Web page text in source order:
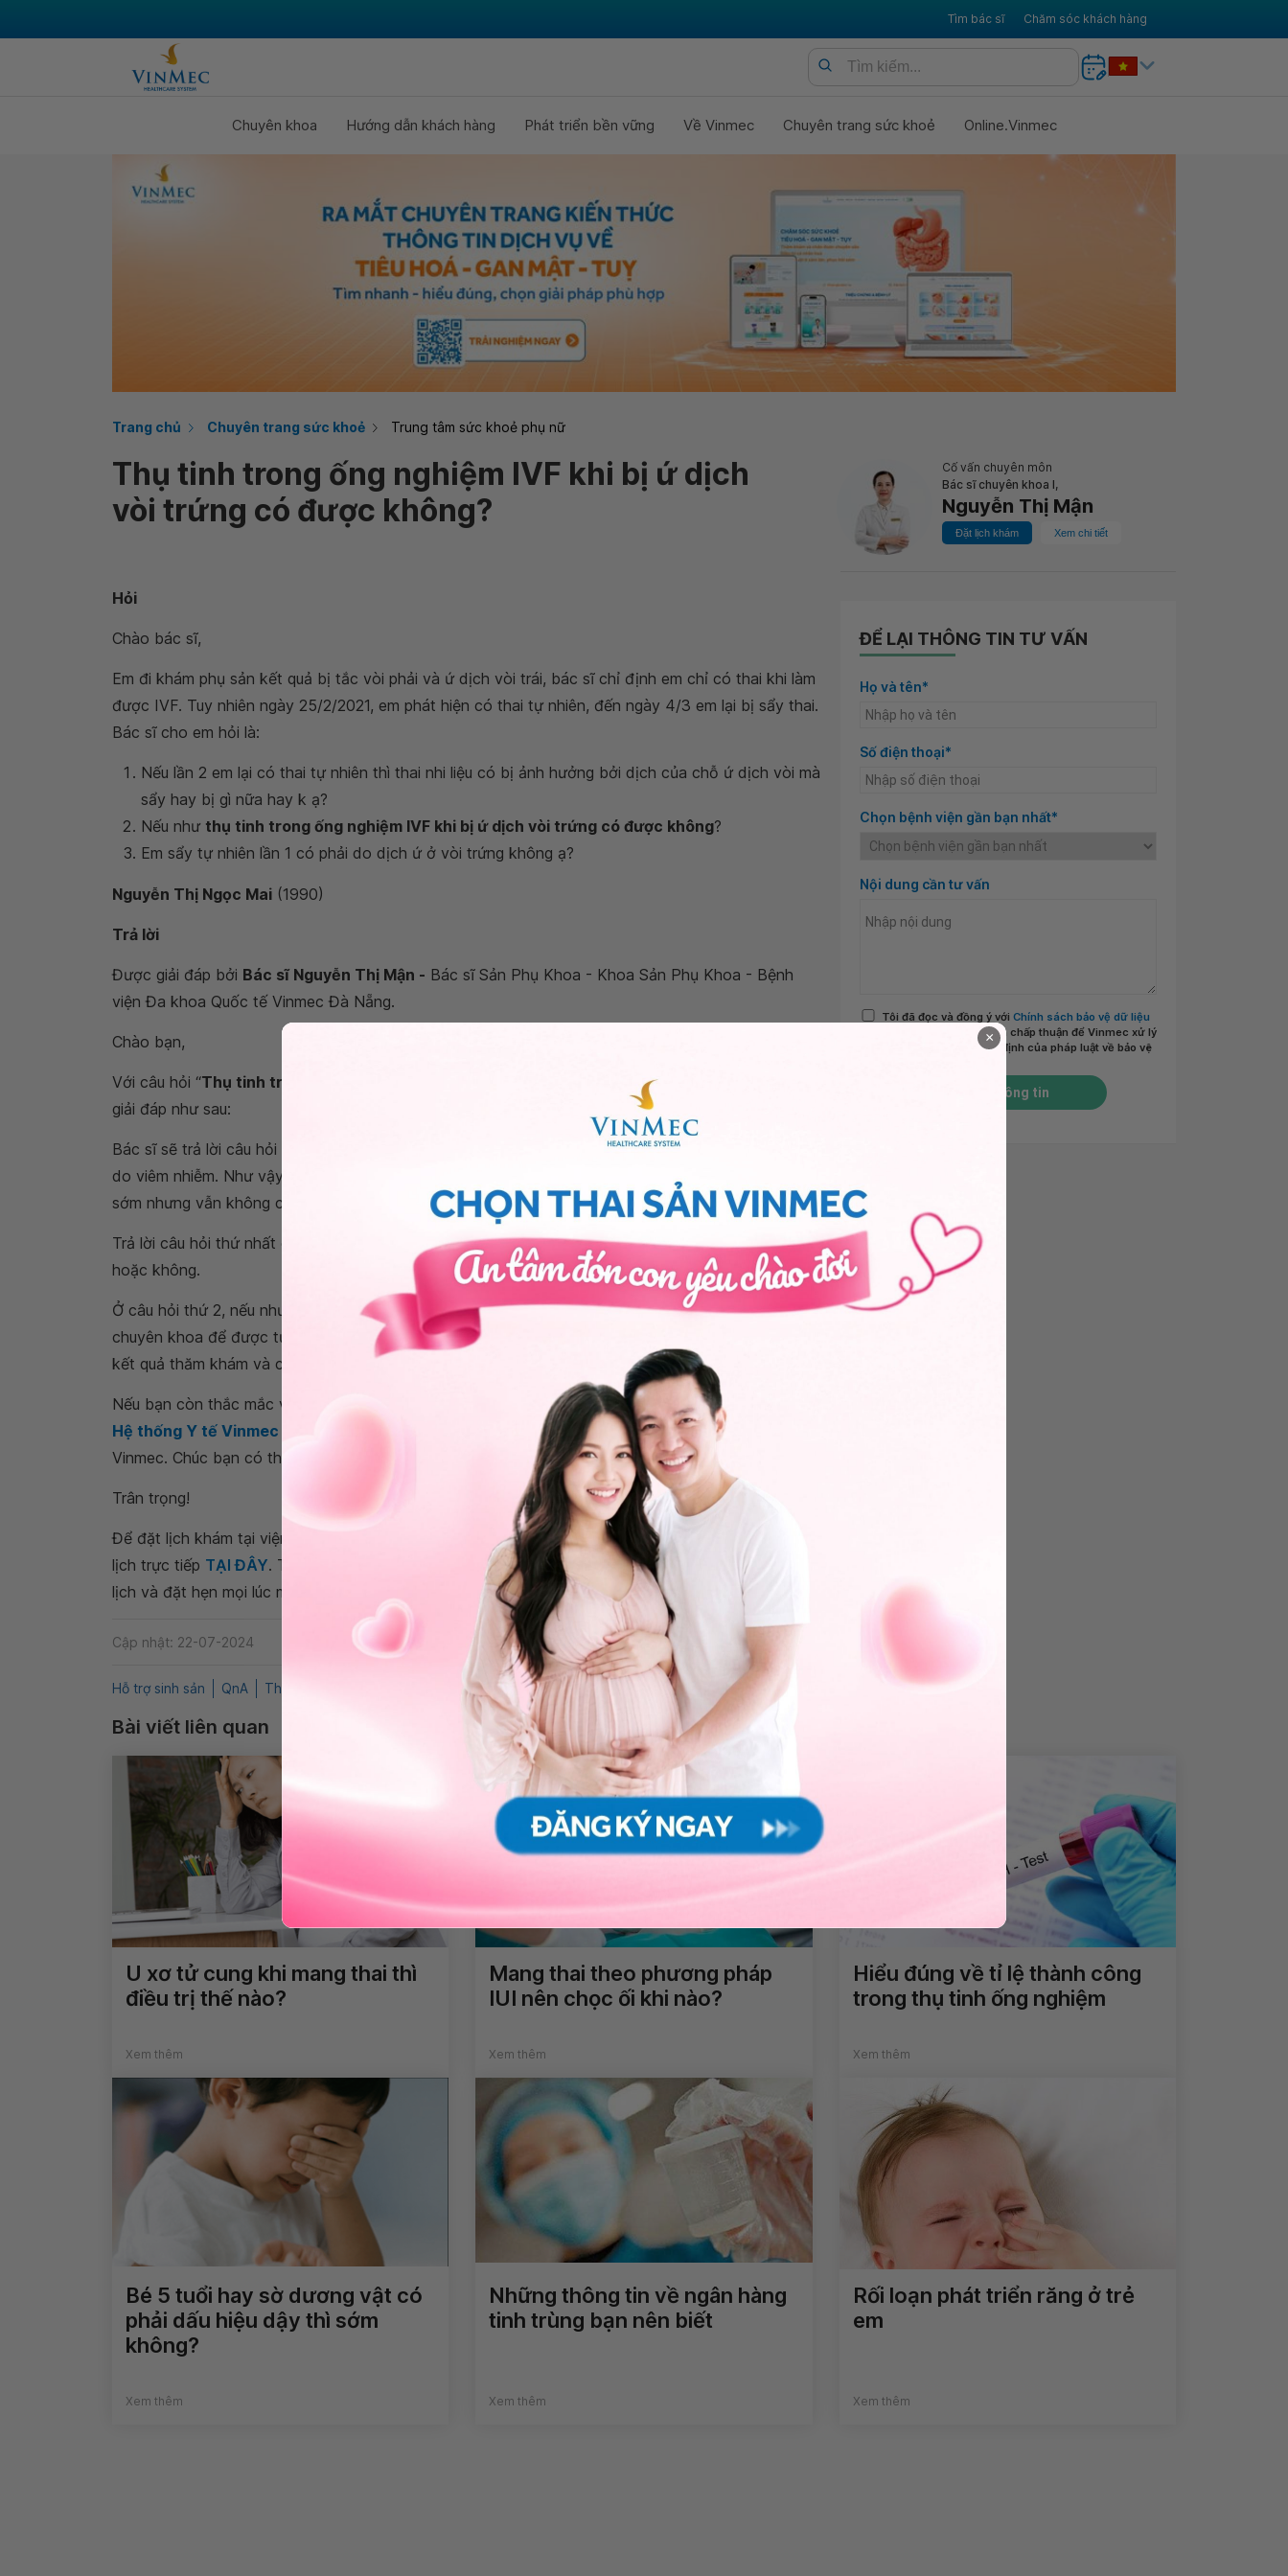
Tìm bác sĩ Chăm sóc khách hàng
Chuyên khoa Hướng dẫn khách hàng Phát triển bền vững Về Vinmec Chuyên trang sức khoẻ Online.Vinmec
Trang chủ Chuyên trang sức khoẻ Trung tâm sức khoẻ phụ nữ
Thụ tinh trong ống nghiệm IVF khi bị ứ dịch
vòi trứng có được không?
Cố vấn chuyên môn
Bác sĩ chuyên khoa I,
Nguyễn Thị Mận
Đặt lịch khám Xem chi tiết
Hỏi
Chào bác sĩ,
Em đi khám phụ sản kết quả bị tắc vòi phải và ứ dịch vòi trái, bác sĩ chỉ định em chỉ có thai khi làm
được IVF. Tuy nhiên ngày 25/2/2021, em phát hiện có thai tự nhiên, đến ngày 4/3 em lại bị sẩy thai.
Bác sĩ cho em hỏi là:
Nếu lần 2 em lại có thai tự nhiên thì thai nhi liệu có bị ảnh hưởng bởi dịch của chỗ ứ dịch vòi mà
sẩy hay bị gì nữa hay k ạ?
Nếu như thụ tinh trong ống nghiệm IVF khi bị ứ dịch vòi trứng có được không?
Em sẩy tự nhiên lần 1 có phải do dịch ứ ở vòi trứng không ạ?
Nguyễn Thị Ngọc Mai (1990)
Trả lời
Được giải đáp bởi Bác sĩ Nguyễn Thị Mận - Bác sĩ Sản Phụ Khoa - Khoa Sản Phụ Khoa - Bệnh
viện Đa khoa Quốc tế Vinmec Đà Nẵng.
Chào bạn,
Với câu hỏi “Thụ tinh trong ống nghiệm IVF khi bị ứ dịch vòi trứng có được không?
giải đáp như sau:
Bác sĩ sẽ trả lời câu hỏi thứ 3 của bạn trước là sảy thai sớm có nhiều nguyên nhân, trong đó có thể
do viêm nhiễm. Như vậy, nếu vẫn để tình trạng ứ dịch vòi trứng cũng có thể là nguyên nhân sảy thai
sớm nhưng vẫn không có bằng chứng chắc chắn.
Trả lời câu hỏi thứ nhất của bạn là nếu bạn có bầu lại tự nhiên cũng có thể sẽ bị sảy thai lặp lại
hoặc không.
Ở câu hỏi thứ 2, nếu như bạn muốn làm thụ tinh trong ống nghiệm IVF thì bạn nên đến gặp bác sĩ
chuyên khoa để được tư vấn cụ thể về tình trạng của bạn trước khi thực hiện. Bác sĩ sẽ dựa trên
kết quả thăm khám và các xét nghiệm, chụp chiếu hình ảnh cụ thể của bạn để tư vấn.
Nếu bạn còn thắc mắc về
, bạn có thể đến bệnh viện thuộc
Hệ thống Y tế Vinmec để kiểm tra và tư vấn thêm. Cảm ơn bạn đã tin tưởng và gửi câu hỏi đến
Vinmec. Chúc bạn có thật nhiều sức khỏe.
Trân trọng!
Để đặt lịch khám tại viện, Quý khách vui lòng bấm số HOTLINE , đặt mua GÓI DỊCH VỤ
lịch trực tiếp TẠI ĐÂY. Tải và đặt lịch khám tự động trên ứng dụng My Vinmec để quản lý, theo dõi
lịch và đặt hẹn mọi lúc mọi nơi ngay trên ứng dụng.
Cập nhật: 22-07-2024
Hỗ trợ sinh sản QnA Thụ tinh trong ống nghiệm Viêm nhiễm Sản khoa
ĐỂ LẠI THÔNG TIN TƯ VẤN
Họ và tên*
Số điện thoại*
Chọn bệnh viện gần bạn nhất*
Nội dung cần tư vấn
Tôi đã đọc và đồng ý với Chính sách bảo vệ dữ liệu
cá nhân của Vinmecvà chấp thuận để Vinmec xử lý
DLCN của tôi theo quy định của pháp luật về bảo vệ
Gửi thông tin
Bài viết liên quan
U xơ tử cung khi mang thai thì
điều trị thế nào?
Xem thêm
Mang thai theo phương pháp
IUI nên chọc ối khi nào?
Xem thêm
Hiểu đúng về tỉ lệ thành công
trong thụ tinh ống nghiệm
Xem thêm
Bé 5 tuổi hay sờ dương vật có
phải dấu hiệu dậy thì sớm
không?
Xem thêm
Những thông tin về ngân hàng
tinh trùng bạn nên biết
Xem thêm
Rối loạn phát triển răng ở trẻ
em
Xem thêm
×